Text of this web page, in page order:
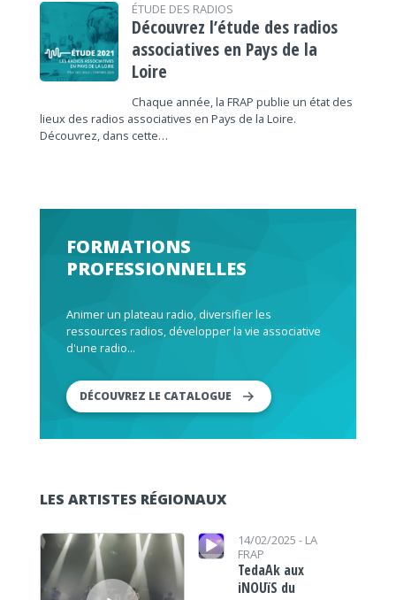
ÉTUDE DES RADIOS
Découvrez l’étude des radios
associatives en Pays de la
Loire
Chaque année, la FRAP publie un état des
lieux des radios associatives en Pays de la Loire.
Découvrez, dans cette…
FORMATIONS
PROFESSIONNELLES
Animer un plateau radio, diversifier les
ressources radios, développer la vie associative
d'une radio...
DÉCOUVREZ LE CATALOGUE
LES ARTISTES RÉGIONAUX
Lecteur audio
Lecteur audio 14/02/2025 - LA
FRAP
TedaAk aux
iNOUïS du